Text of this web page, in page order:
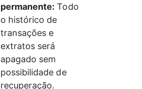
permanente: Todo
o histórico de
transações e
extratos será
apagado sem
possibilidade de
recuperação.